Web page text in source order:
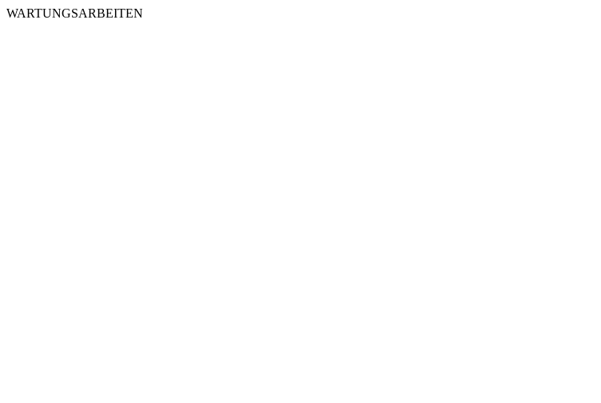
WARTUNGSARBEITEN